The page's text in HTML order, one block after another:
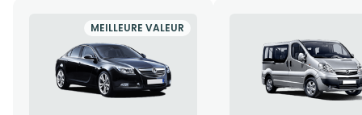
MEILLEURE VALEUR